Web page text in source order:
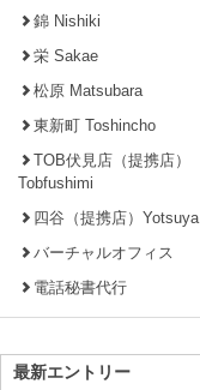
錦 Nishiki
栄 Sakae
松原 Matsubara
東新町 Toshincho
TOB伏見店（提携店）
Tobfushimi
四谷（提携店）Yotsuya
バーチャルオフィス
電話秘書代行
最新エントリー